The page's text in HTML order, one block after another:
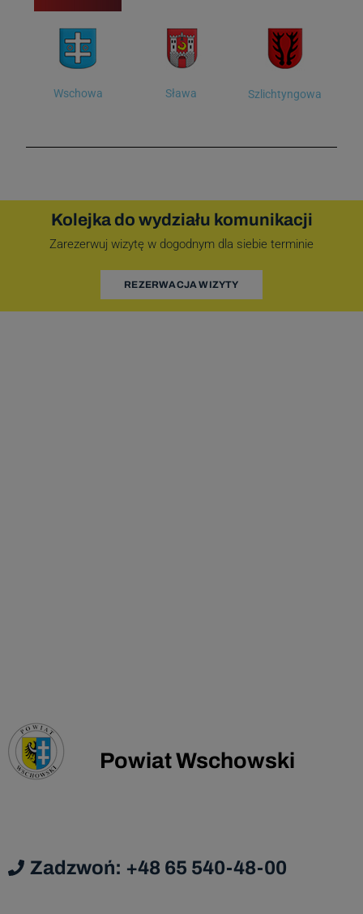
Wschowa Sława Szlichtyngowa
Kolejka do wydziału komunikacji
Zarezerwuj wizytę w dogodnym dla siebie terminie
REZERWACJA WIZYTY
Powiat Wschowski
Zadzwoń: +48 65 540-48-00